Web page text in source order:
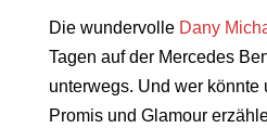
Die wundervolle Dany
Tagen auf der Mercedes
unterwegs. Und wer könnte
Promis und Glamour